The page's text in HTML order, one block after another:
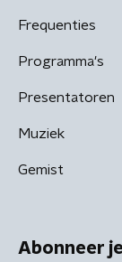
Frequenties
Programma's
Presentatoren
Muziek
Gemist
Abonneer